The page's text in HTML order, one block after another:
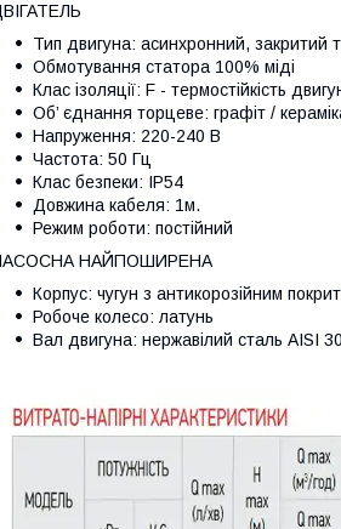
Тип двигуна: асинхронний,
Обмотування статора 100% міді
Клас ізоляції: F - термостійкість
Об’ єднання торцеве: графіт /
Напруження: 220-240 В
Частота: 50 Гц
Клас безпеки: IP54
Довжина кабеля: 1м.
Режим роботи: постійний
НАЙПОШИРЕНА
Корпус: чугун з антикорозійним
Робоче колесо: латунь
Вал двигуна: нержавілий сталь AISI